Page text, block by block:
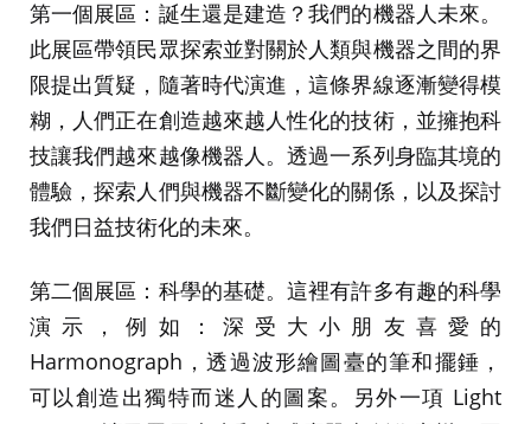
第一個展區：誕生還是建造？我們的機器人未來。
此展區帶領民眾探索並對關於人類與機器之間的界
限提出質疑，隨著時代演進，這條界線逐漸變得模
糊，人們正在創造越來越人性化的技術，並擁抱科
技讓我們越來越像機器人。透過一系列身臨其境的
體驗，探索人們與機器不斷變化的關係，以及探討
我們日益技術化的未來。
第二個展區：科學的基礎。這裡有許多有趣的科學
演示，例如：深受大小朋友喜愛的
Harmonograph，透過波形繪圖臺的筆和擺錘，
可以創造出獨特而迷人的圖案。另外一項 Light